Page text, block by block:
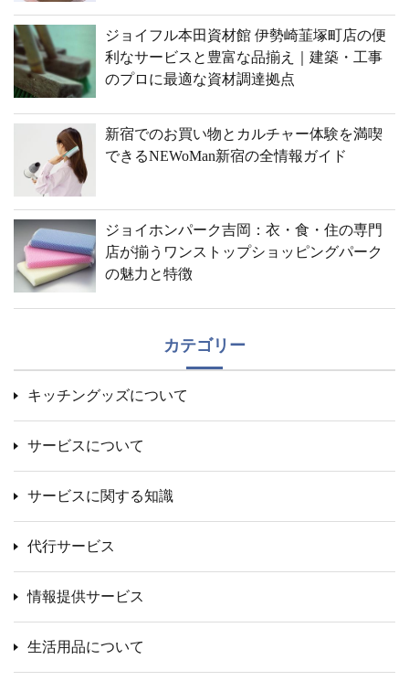
ジョイフル本田資材館 伊勢崎韮塚町店の便
利なサービスと豊富な品揃え｜建築・工事
のプロに最適な資材調達拠点
新宿でのお買い物とカルチャー体験を満喫
できるNEWoMan新宿の全情報ガイド
ジョイホンパーク吉岡：衣・食・住の専門
店が揃うワンストップショッピングパーク
の魅力と特徴
カテゴリー
キッチングッズについて
サービスについて
サービスに関する知識
代行サービス
情報提供サービス
生活用品について